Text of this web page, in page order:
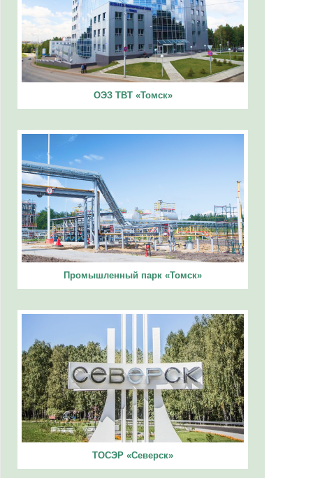
ОЭЗ ТВТ «Томск»
Промышленный парк «Томск»
ТОСЭР «Северск»